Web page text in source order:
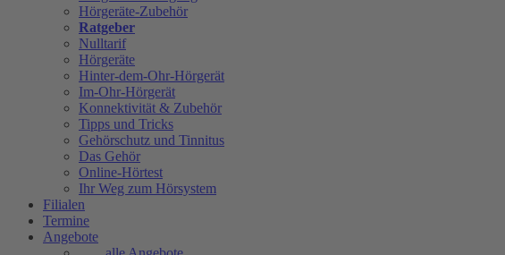
Hörgeräte-Zubehör
Ratgeber
Nulltarif
Hörgeräte
Hinter-dem-Ohr-Hörgerät
Im-Ohr-Hörgerät
Konnektivität & Zubehör
Tipps und Tricks
Gehörschutz und Tinnitus
Das Gehör
Online-Hörtest
Ihr Weg zum Hörsystem
Filialen
Termine
Angebote